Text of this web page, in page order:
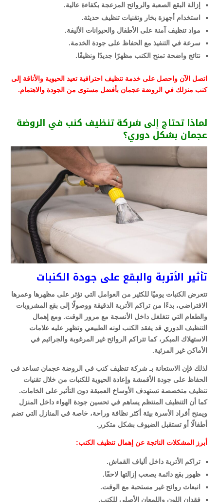
إزالة البقع الصعبة والروائح المزعجة بكفاءة عالية.
استخدام أجهزة بخار وتقنيات تنظيف حديثة.
مواد تنظيف آمنة على الأطفال والحيوانات الأليفة.
سرعة في التنفيذ مع الحفاظ على جودة الخدمة.
نتائج واضحة تمنح الكنب مظهرًا جديدًا ونظيفًا.
اتصل الآن واحصل على خدمة تنظيف احترافية تعيد الحيوية والأناقة إلى
كنب منزلك في الروضة عجمان بأفضل مستوى من الجودة والاهتمام.
لماذا تحتاج إلى شركة تنظيف كنب في الروضة
عجمان بشكل دوري؟
تأثير الأتربة والبقع على جودة الكنبات
تتعرض الكنبات يوميًا للكثير من العوامل التي تؤثر على مظهرها وعمرها
الافتراضي، بدءًا من تراكم الأتربة الدقيقة ووصولًا إلى بقع المشروبات
والطعام التي تتغلغل داخل الأنسجة مع مرور الوقت. ومع إهمال
التنظيف الدوري قد يفقد الكنب لونه الطبيعي وتظهر عليه علامات
الاستهلاك المبكر، كما تتراكم الروائح غير المرغوبة والجراثيم في
الأماكن غير المرئية.
لذلك فإن الاستعانة بـ شركة تنظيف كنب في الروضة عجمان تساعد في
الحفاظ على جودة الأقمشة وإعادة الحيوية للكنبات من خلال تقنيات
تنظيف متخصصة تستهدف الأوساخ العميقة دون التأثير على الخامات.
كما أن التنظيف المنتظم يساهم في تحسين جودة الهواء داخل المنزل
ويمنح أفراد الأسرة بيئة أكثر نظافة وراحة، خاصة في المنازل التي تضم
أطفالًا أو تستقبل الضيوف بشكل متكرر.
أبرز المشكلات الناتجة عن إهمال تنظيف الكنب:
تراكم الأتربة داخل ألياف القماش.
ظهور بقع دائمة يصعب إزالتها لاحقًا.
انبعاث روائح غير مستحبة مع الوقت.
فقدان اللون واللمعان الأصلي للكنب.